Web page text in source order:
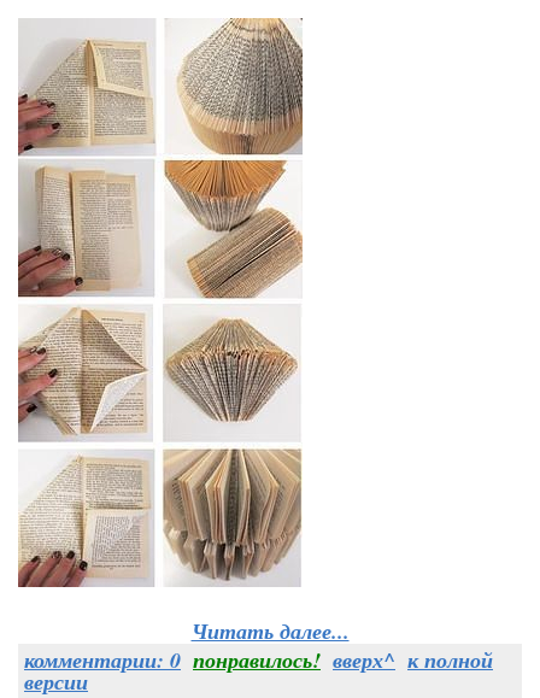
Читать далее...
комментарии: 0 понравилось! вверх^ к полной
версии